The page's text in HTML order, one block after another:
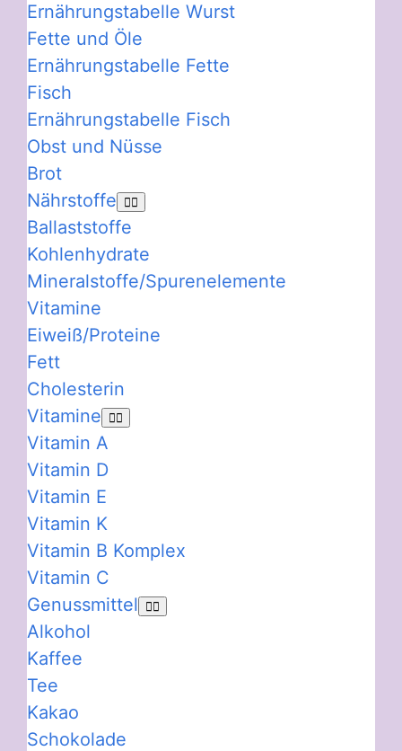
Ernährungstabelle Wurst
Fette und Öle
Ernährungstabelle Fette
Fisch
Ernährungstabelle Fisch
Obst und Nüsse
Brot
Nährstoffe
Ballaststoffe
Kohlenhydrate
Mineralstoffe/Spurenelemente
Vitamine
Eiweiß/Proteine
Fett
Cholesterin
Vitamine
Vitamin A
Vitamin D
Vitamin E
Vitamin K
Vitamin B Komplex
Vitamin C
Genussmittel
Alkohol
Kaffee
Tee
Kakao
Schokolade